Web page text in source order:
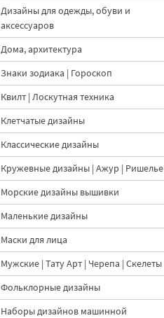
Почтовый Голубь - 4
размера
600 руб.| В корзину
Дизайны для одежды, обуви и
аксессуаров
Дома, архитектура
Знаки зодиака | Гороскоп
Квилт | Лоскутная техника
Клетчатые дизайны
Классические дизайны
Кружевные дизайны | Ажур | Ришелье
Морские дизайны вышивки
Маленькие дизайны
Маски для лица
Мужские | Тату Арт | Черепа | Скелеты
Фольклорные дизайны
Наборы дизайнов машинной